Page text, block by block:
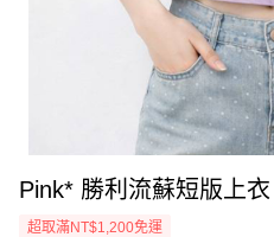
超取滿NT$1,200免運